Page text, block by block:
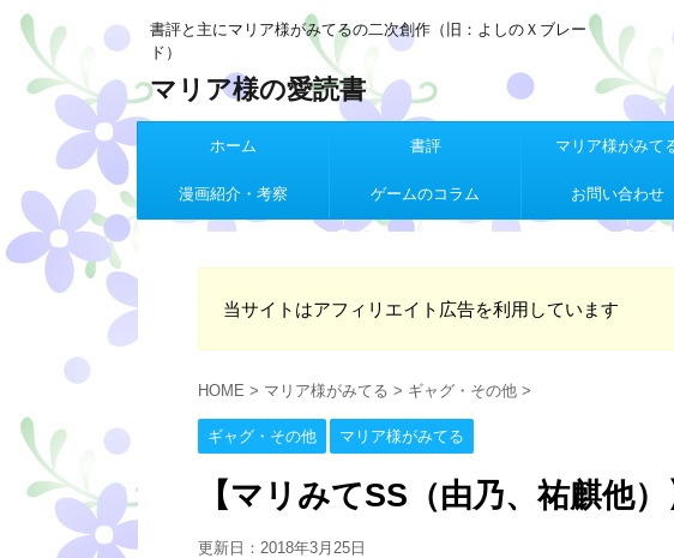
書評と主にマリア様がみてるの二次創作（旧：よしのＸブレー
ド）
マリア様の愛読書
ホーム 書評 マリア様がみて
漫画紹介・考察 ゲームのコラム お問い合わせ
当サイトはアフィリエイト広告を利用しています
HOME > マリア様がみてる > ギャグ・その他 >
ギャグ・その他 マリア様がみてる
【マリみてSS（由乃、祐麒他
更新日： 2018年3月25日